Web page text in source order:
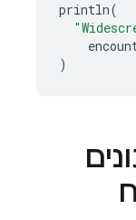
println(
)